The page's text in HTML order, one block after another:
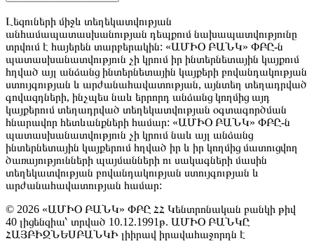
Լեզուների միջև տեղեկատվության
անհամապատասխանության դեպքում նախապատվությունը
տրվում է հայերեն տարբերակին: «ԱՄԻՕ ԲԱՆԿ» ՓԲԸ-ն
պատասխանատվություն չի կրում իր ինտերնետային կայքում
հղված այլ անձանց ինտերնետային կայքերի բովանդակության
ստույգության և արժանահավատության, այնտեղ տեղադրված
գովազդների, ինչպես նաև երրորդ անձանց կողմից այդ
կայքերում տեղադրված տեղեկատվության օգտագործման
հնարավոր հետևանքների համար: «ԱՄԻՕ ԲԱՆԿ» ՓԲԸ-ն
պատասխանատվություն չի կրում նաև այլ անձանց
ինտերնետային կայքերում հղված իր և իր կողմից մատուցվող
ծառայությունների պայմանների ու սակագների մասին
տեղեկատվության բովանդակության ստույգության և
արժանահավատության համար:
© 2026 «ԱՄԻՕ ԲԱՆԿ» ՓԲԸ ՀՀ Կենտրոնական բանկի թիվ
40 լիցենզիա՝ տրված 10.12.1991թ. ԱՄԻՕ ԲԱՆԿԸ
ՀԱՅԲԻԶՆԵՍԲԱՆԿԻ լիիրավ իրավահաջորդն է